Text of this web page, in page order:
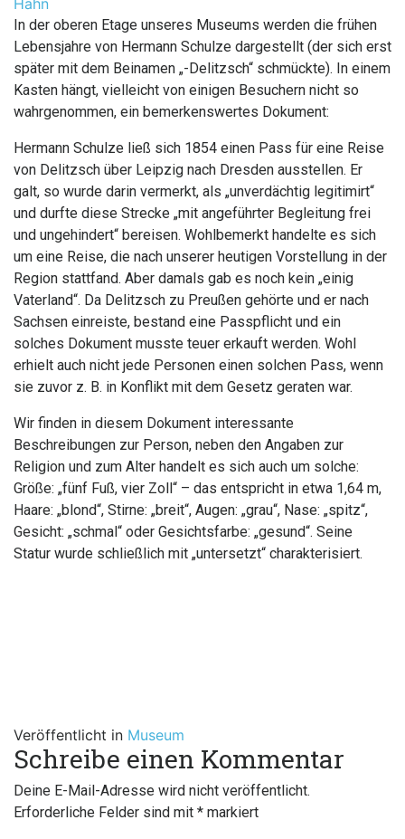
Hahn
In der oberen Etage unseres Museums werden die frühen
Lebensjahre von Hermann Schulze dargestellt (der sich erst
später mit dem Beinamen „-Delitzsch“ schmückte). In einem
Kasten hängt, vielleicht von einigen Besuchern nicht so
wahrgenommen, ein bemerkenswertes Dokument:
Hermann Schulze ließ sich 1854 einen Pass für eine Reise
von Delitzsch über Leipzig nach Dresden ausstellen. Er
galt, so wurde darin vermerkt, als „unverdächtig legitimirt“
und durfte diese Strecke „mit angeführter Begleitung frei
und ungehindert“ bereisen. Wohlbemerkt handelte es sich
um eine Reise, die nach unserer heutigen Vorstellung in der
Region stattfand. Aber damals gab es noch kein „einig
Vaterland“. Da Delitzsch zu Preußen gehörte und er nach
Sachsen einreiste, bestand eine Passpflicht und ein
solches Dokument musste teuer erkauft werden. Wohl
erhielt auch nicht jede Personen einen solchen Pass, wenn
sie zuvor z. B. in Konflikt mit dem Gesetz geraten war.
Wir finden in diesem Dokument interessante
Beschreibungen zur Person, neben den Angaben zur
Religion und zum Alter handelt es sich auch um solche:
Größe: „fünf Fuß, vier Zoll“ – das entspricht in etwa 1,64 m,
Haare: „blond“, Stirne: „breit“, Augen: „grau“, Nase: „spitz“,
Gesicht: „schmal“ oder Gesichtsfarbe: „gesund“. Seine
Statur wurde schließlich mit „untersetzt“ charakterisiert.
Veröffentlicht in Museum
Schreibe einen Kommentar
Deine E-Mail-Adresse wird nicht veröffentlicht.
Erforderliche Felder sind mit * markiert